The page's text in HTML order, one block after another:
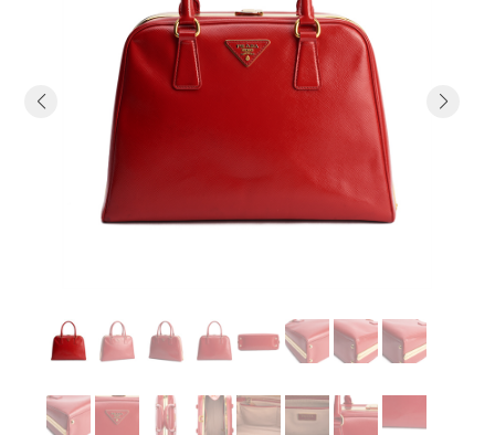
Previous Next